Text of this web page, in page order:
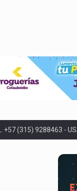
+57 (315) 9288463 -